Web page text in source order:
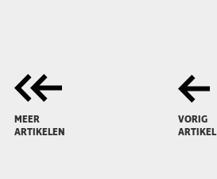
MEER
ARTIKELEN
VORIG
ARTIKEL